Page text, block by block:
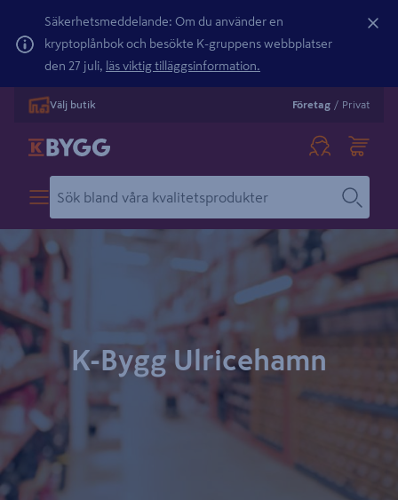
Säkerhetsmeddelande: Om du använder en
kryptoplånbok och besökte K-gruppens webbplatser
den 27 juli, läs viktig tilläggsinformation.
Välj butik Företag / Privat
K-Bygg Ulricehamn